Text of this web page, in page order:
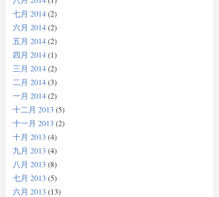
七月 2014 2
六月 2014 2
五月 2014 2
四月 2014 1
三月 2014 2
二月 2014 3
一月 2014 2
十二月 2013 5
十一月 2013 2
十月 2013 4
九月 2013 4
八月 2013 8
七月 2013 5
六月 2013 13